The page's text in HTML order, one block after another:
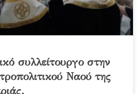
συλλείτουργο στην
Ναού της